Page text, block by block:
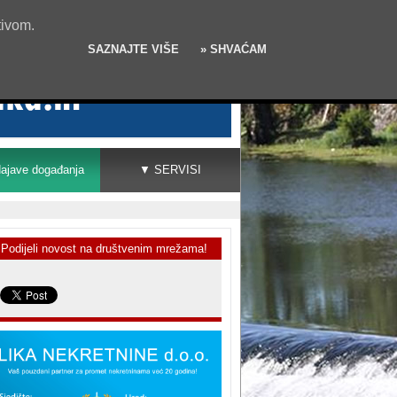
događanja ▼ SERVISI
Podijeli novost na društvenim mrežama!
SAZNAJTE VIŠE » SHVAĆAM